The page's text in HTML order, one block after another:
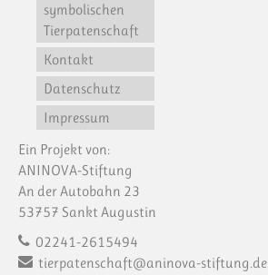
symbolischen
Tierpatenschaft
Kontakt
Datenschutz
Impressum
Ein Projekt von:
ANINOVA-Stiftung
An der Autobahn 23
53757 Sankt Augustin
02241-2615494
tierpatenschaft@aninova-stiftung.de